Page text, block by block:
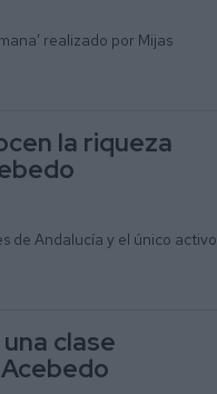
realizado por Mijas
la riqueza
de Andalucía y el único activo
clase